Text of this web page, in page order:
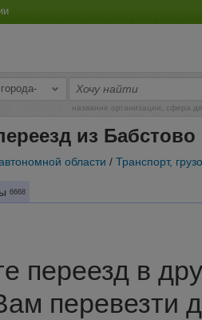
название организации, сфера
из Бабстово
области / Транспорт,
6668
переезд в
перевезти